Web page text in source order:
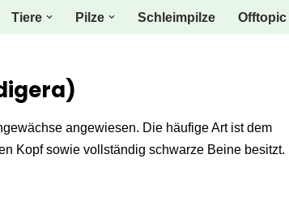
Tiere Pilze Schleimpilze Offtopic
angewiesen. Die häufige Art ist dem
Kopf sowie vollständig schwarze Beine besitzt.